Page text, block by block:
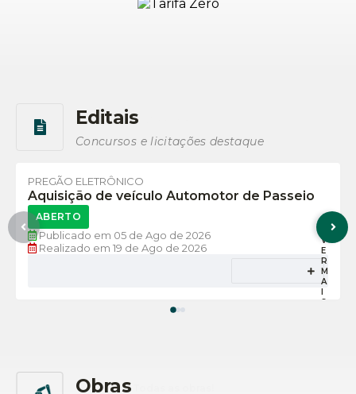
Editais
Concursos e licitações destaque
PREGÃO ELETRÔNICO
Aquisição de veículo Automotor de Passeio
ABERTO
Publicado em 05 de Ago de 2026
Realizado em 19 de Ago de 2026
V
E
R
M
A
I
S
Obras